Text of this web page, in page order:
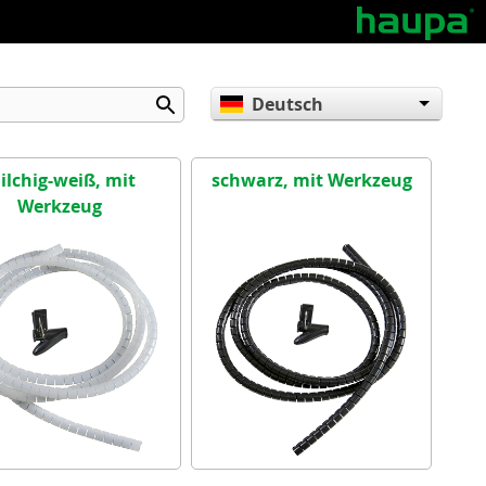
Deutsch
Español
weiß, mit
Werkzeug
schwarz, mit Werkzeug